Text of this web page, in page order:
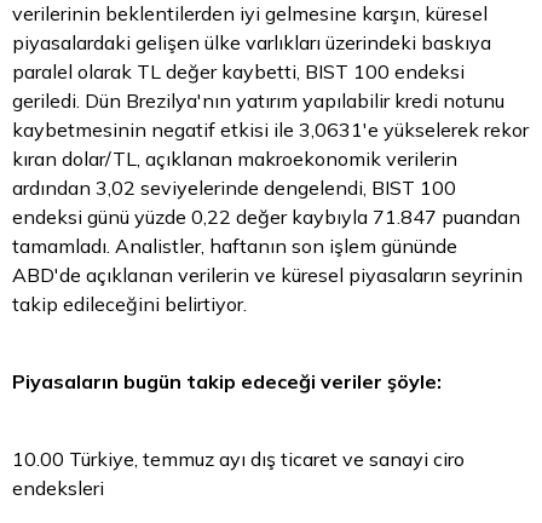
verilerinin beklentilerden iyi gelmesine karşın, küresel
piyasalardaki gelişen ülke varlıkları üzerindeki baskıya
paralel olarak TL değer kaybetti, BIST 100 endeksi
geriledi. Dün Brezilya'nın yatırım yapılabilir kredi notunu
kaybetmesinin negatif etkisi ile 3,0631'e yükselerek rekor
kıran dolar/TL, açıklanan makroekonomik verilerin
ardından 3,02 seviyelerinde dengelendi, BIST 100
endeksi günü yüzde 0,22 değer kaybıyla 71.847 puandan
tamamladı. Analistler, haftanın son işlem gününde
ABD'de açıklanan verilerin ve küresel piyasaların seyrinin
takip edileceğini belirtiyor.
Piyasaların bugün takip edeceği veriler şöyle:
10.00 Türkiye, temmuz ayı dış ticaret ve sanayi ciro
endeksleri